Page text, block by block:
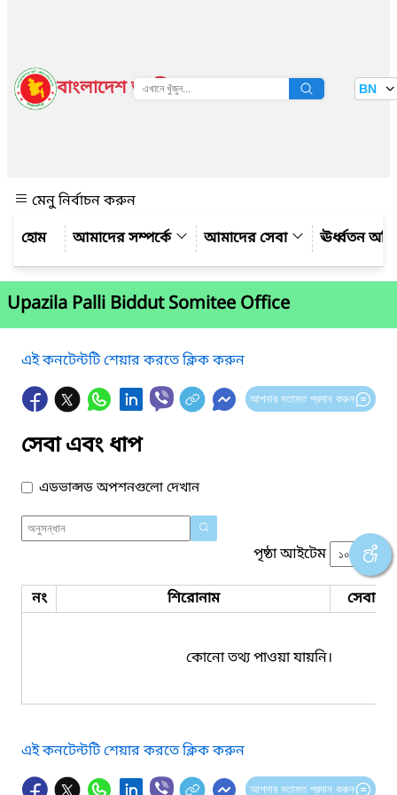
বাংলাদেশ জাতীয় তথ্য বাতায়ন BN
মেনু নির্বাচন করুন
আমাদের সম্পর্কে
আমাদের সেবা ঊর্ধ্বতন
Upazila Palli Biddut Somitee Office
এই কনটেন্টটি শেয়ার করতে ক্লিক করুন
আপনার মতামত প্রদান করুন
সেবা এবং ধাপ
এডভান্সড অপশনগুলো দেখান
পৃষ্ঠা আইটেম
নং শিরোনাম সেবার
কোনো তথ্য পাওয়া যায়নি।
এই কনটেন্টটি শেয়ার করতে ক্লিক করুন
আপনার মতামত প্রদান করুন